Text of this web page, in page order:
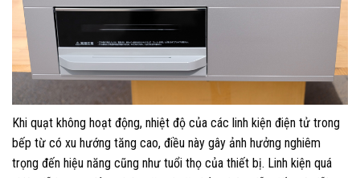
Khi quạt không hoạt động, nhiệt độ của các linh kiện điện tử trong
bếp từ có xu hướng tăng cao, điều này gây ảnh hưởng nghiêm
trọng đến hiệu năng cũng như tuổi thọ của thiết bị. Linh kiện quá